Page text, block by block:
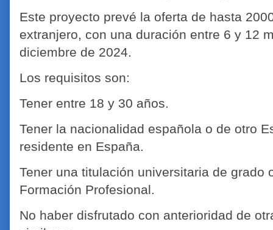
Este proyecto prevé la oferta de hasta
extranjero, con una duración entre 6 y 12
diciembre de 2024.
Los requisitos son:
Tener entre 18 y 30 años.
Tener la nacionalidad española o de otro
residente en España.
Tener una titulación universitaria de grado
Formación Profesional.
No haber disfrutado con anterioridad de